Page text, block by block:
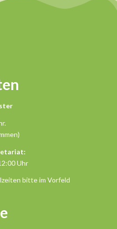
Uhr
bitte im Vorfeld